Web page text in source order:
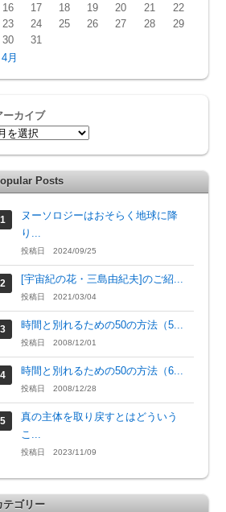
16
17 18 19 20 21
22
23
24 25 26 27 28
29
30
31
月
ーカイブ
Posts
ヌーソロジーはおそらく地球に降
り...
投稿日 2024/09/25
[宇宙紀の花・三島由紀夫]のご紹...
投稿日 2021/03/04
時間と別れるための50の方法（5...
投稿日 2008/12/01
時間と別れるための50の方法（6...
投稿日 2008/12/28
真の主体を取り戻すとはどういう
こ...
投稿日 2023/11/09
テゴリー